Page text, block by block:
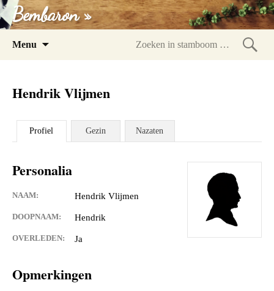
Bembaron »
Menu
Hendrik Vlijmen
Profiel Gezin Nazaten
Personalia
NAAM: Hendrik Vlijmen
DOOPNAAM: Hendrik
OVERLEDEN: Ja
Opmerkingen